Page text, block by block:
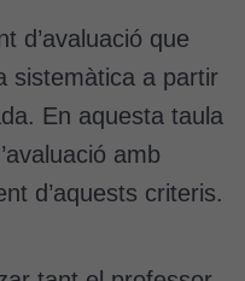
d’avaluació que
sistemàtica a partir
En aquesta taula
amb
d’aquests criteris.